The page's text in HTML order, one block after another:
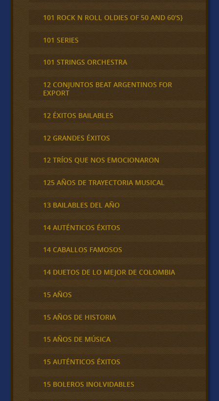
101 ROCK N ROLL OLDIES OF 50 AND 60'S}
101 SERIES
101 STRINGS ORCHESTRA
12 CONJUNTOS BEAT ARGENTINOS FOR
EXPORT
12 ÉXITOS BAILABLES
12 GRANDES ÉXITOS
12 TRÍOS QUE NOS EMOCIONARON
125 AÑOS DE TRAYECTORIA MUSICAL
13 BAILABLES DEL AÑO
14 AUTÉNTICOS ÉXITOS
14 CABALLOS FAMOSOS
14 DUETOS DE LO MEJOR DE COLOMBIA
15 AÑOS
15 AÑOS DE HISTORIA
15 AÑOS DE MÚSICA
15 AUTÉNTICOS ÉXITOS
15 BOLEROS INOLVIDABLES